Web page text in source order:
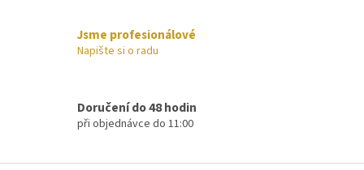
Jsme profesionálové
Napište si o radu
Doručení do 48 hodin
při objednávce do 11:00